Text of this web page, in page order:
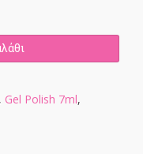
, Gel Polish 7ml,